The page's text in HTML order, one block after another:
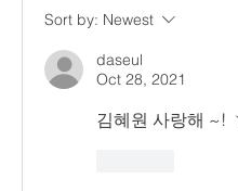
Sort by: Newest
daseul
Oct 28, 2021
김혜원 사랑해 ~!